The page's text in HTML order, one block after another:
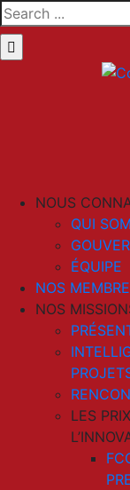
Skip
to
content
Search
for:
NOUS
QUI
ÉQUIPE
NOS
NOS
LES